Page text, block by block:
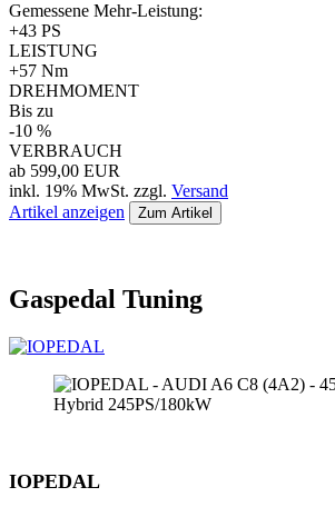
Gemessene Mehr-Leistung:
+43 PS
LEISTUNG
+57 Nm
DREHMOMENT
Bis zu
-10 %
VERBRAUCH
ab 599,00 EUR
inkl. 19% MwSt. zzgl. Versand
Artikel anzeigen
Zum Artikel
Gaspedal Tuning
IOPEDAL